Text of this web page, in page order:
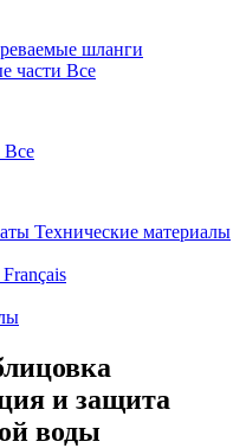
шланги
части Все
Все
Технические материалы
Français
и защита
воды